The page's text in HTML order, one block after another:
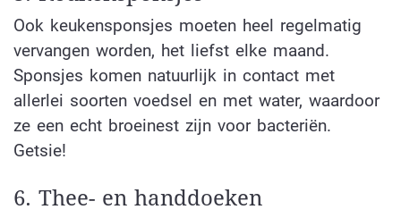
Ook keukensponsjes moeten heel regelmatig
vervangen worden, het liefst elke maand.
Sponsjes komen natuurlijk in contact met
allerlei soorten voedsel en met water, waardoor
ze een echt broeinest zijn voor bacteriën.
Getsie!
6. Thee- en handdoeken